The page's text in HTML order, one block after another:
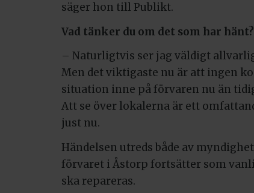
säger hon till Publikt.
Vad tänker du om det som har hänt?
– Naturligtvis ser jag väldigt
Men det viktigaste nu är att ingen
situation inne på förvaren nu än
Att se över lokalerna är ett
just nu.
Händelsen utreds både av
förvaret i Åstorp fortsätter som
ska repareras.